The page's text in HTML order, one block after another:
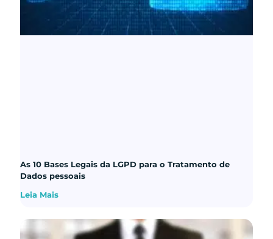
As 10 Bases Legais da LGPD para o Tratamento de
Dados pessoais
Leia Mais